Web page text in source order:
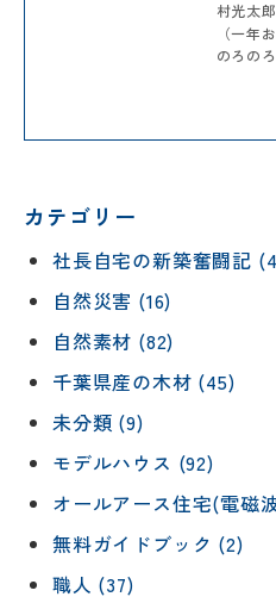
村光太
（一
のろの
カテゴリー
社長自宅の新築奮闘記
自然災害 (16)
自然素材 (82)
千葉県産の木材 (45)
未分類 (9)
モデルハウス (92)
オールアース住宅(電磁
無料ガイドブック (2)
職人 (37)